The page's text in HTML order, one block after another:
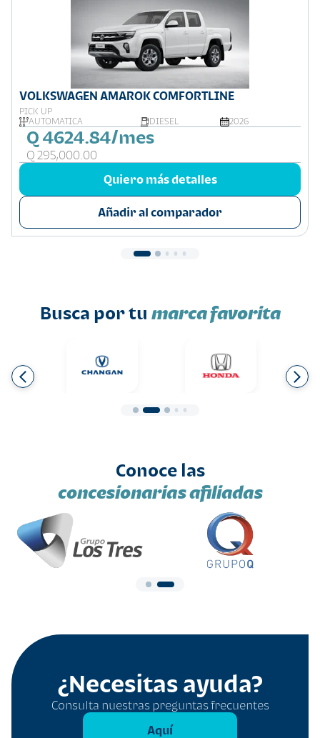
VOLKSWAGEN AMAROK COMFORTLINE
PICK UP
AUTOMÁTICA
DIESEL 2026
Q 4624.84/mes
Q 295,000.00
Quiero más detalles
Añadir al comparador
Busca por tu marca favorita
Conoce las
concesionarias afiliadas
¿Necesitas ayuda?
Consulta nuestras preguntas frecuentes
Aquí